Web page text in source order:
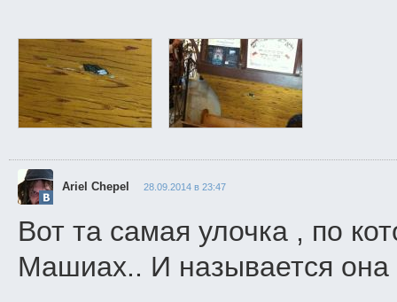
Ariel Chepel 28.09.2014 в 23:47
Вот та самая улочка , по
Машиах.. И называется